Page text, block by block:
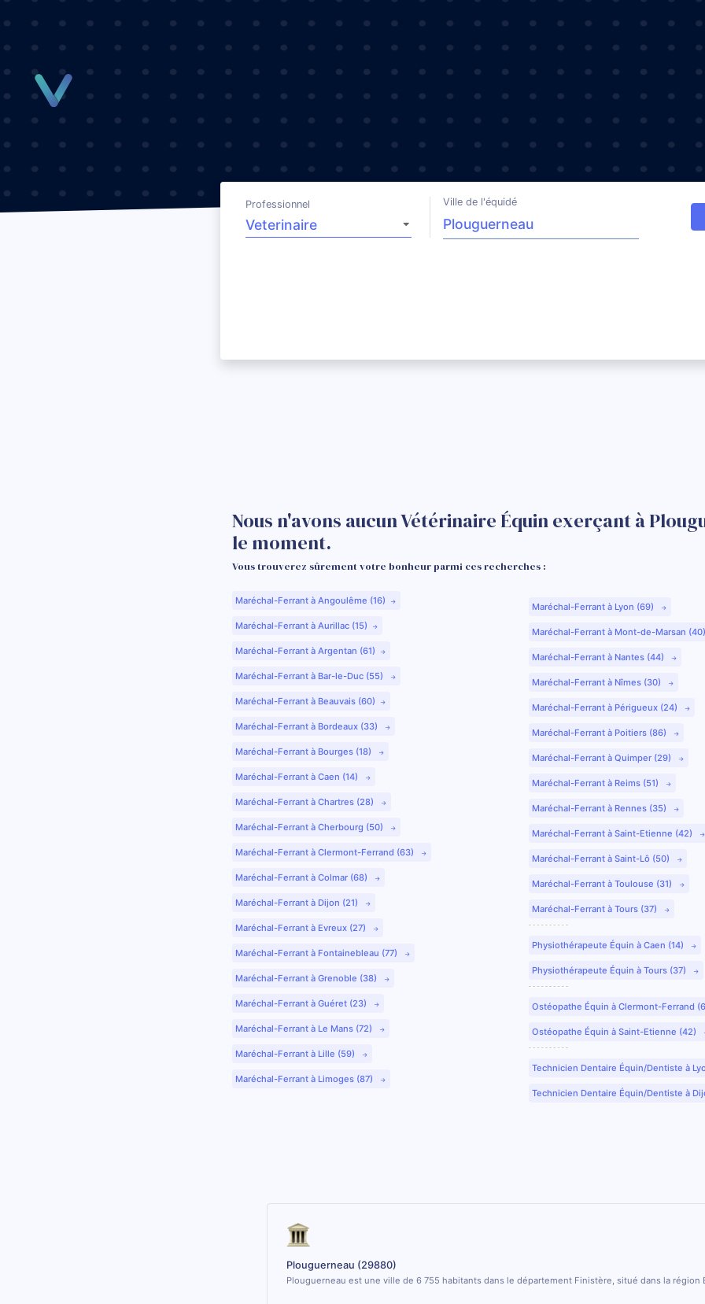
Professionnel Ville de l'équidé
Nous n'avons aucun Vétérinaire Équin exerçant à
le moment.
Vous trouverez sûrement votre bonheur parmi ces recherches :
Maréchal-Ferrant à Angoulême (16)
Maréchal-Ferrant à Aurillac (15)
Maréchal-Ferrant à Argentan (61)
Maréchal-Ferrant à Bar-le-Duc (55)
Maréchal-Ferrant à Beauvais (60)
Maréchal-Ferrant à Bordeaux (33)
Maréchal-Ferrant à Bourges (18)
Maréchal-Ferrant à Caen (14)
Maréchal-Ferrant à Chartres (28)
Maréchal-Ferrant à Cherbourg (50)
Maréchal-Ferrant à Clermont-Ferrand (63)
Maréchal-Ferrant à Colmar (68)
Maréchal-Ferrant à Dijon (21)
Maréchal-Ferrant à Evreux (27)
Maréchal-Ferrant à Fontainebleau (77)
Maréchal-Ferrant à Grenoble (38)
Maréchal-Ferrant à Guéret (23)
Maréchal-Ferrant à Le Mans (72)
Maréchal-Ferrant à Lille (59)
Maréchal-Ferrant à Limoges (87)
Maréchal-Ferrant à Lyon (69)
Maréchal-Ferrant à Mont-de-Marsan
Maréchal-Ferrant à Nantes (44)
Maréchal-Ferrant à Nîmes (30)
Maréchal-Ferrant à Périgueux (24)
Maréchal-Ferrant à Poitiers (86)
Maréchal-Ferrant à Quimper (29)
Maréchal-Ferrant à Reims (51)
Maréchal-Ferrant à Rennes (35)
Maréchal-Ferrant à Saint-Etienne (42)
Maréchal-Ferrant à Saint-Lô (50)
Maréchal-Ferrant à Toulouse (31)
Maréchal-Ferrant à Tours (37)
Physiothérapeute Équin à Caen (14)
Physiothérapeute Équin à Tours (37)
Ostéopathe Équin à Clermont-Ferrand
Ostéopathe Équin à Saint-Etienne (42)
Technicien Dentaire Équin/Dentiste à
Technicien Dentaire Équin/Dentiste à
Plouguerneau (29880)
Plouguerneau est une ville de 6 755 habitants dans le département Finistère, situé dans la région